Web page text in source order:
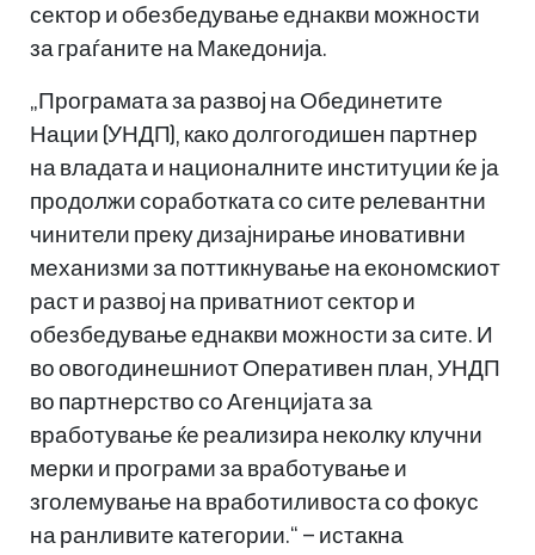
сектор и обезбедување еднакви можности
за граѓаните на Македонија.
„Програмата за развој на Обединетите
Нации (УНДП), како долгогодишен партнер
на владата и националните институции ќе ја
продолжи соработката со сите релевантни
чинители преку дизајнирање иновативни
механизми за поттикнување на економскиот
раст и развој на приватниот сектор и
обезбедување еднакви можности за сите. И
во овогодинешниот Оперативен план, УНДП
во партнерство со Агенцијата за
вработување ќе реализира неколку клучни
мерки и програми за вработување и
зголемување на вработиливоста со фокус
на ранливите категории.“ – истакна